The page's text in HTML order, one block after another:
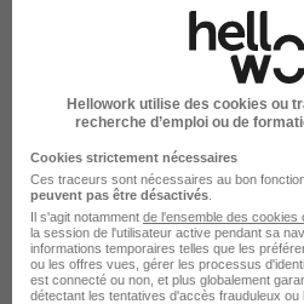
Transports ROUXEL
Saint-Jacques-de-la-Lande - 35
Hellowork utilise des cookies ou
recherche d’emploi ou de
Cookies strictement nécessaires
Ces traceurs sont nécessaires au bon
peuvent pas être désactivés
Il s'agit notamment de l'ensemble des cookies
la session de l'utilisateur active pendant sa
informations temporaires telles que les
ou les offres vues, gérer les processus
est connecté ou non, et plus globalement
détectant les tentatives d'accès frauduleux ou